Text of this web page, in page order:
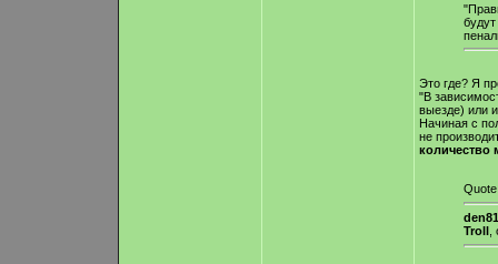
Это где? Я
"В
выезде) или
Начиная с
не
количество
Quote
Troll